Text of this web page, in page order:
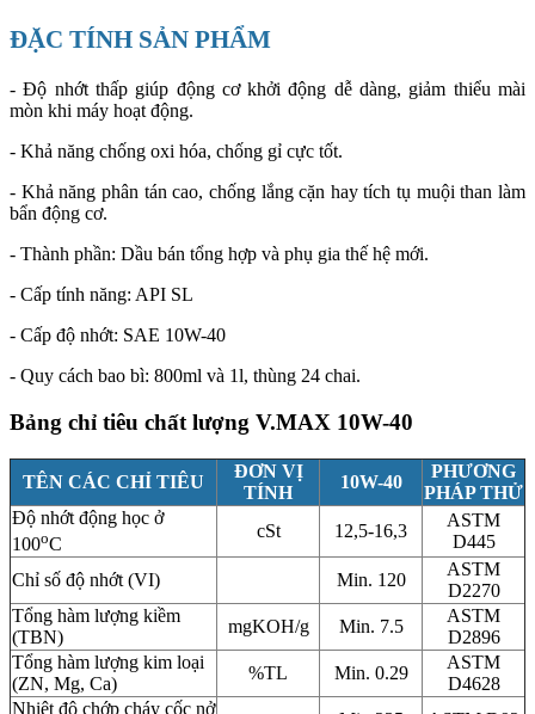
ĐẶC TÍNH SẢN PHẨM
- Độ nhớt thấp giúp động cơ khởi động dễ dàng, giảm thiểu mài
mòn khi máy hoạt động.
- Khả năng chống oxi hóa, chống gỉ cực tốt.
- Khả năng phân tán cao, chống lắng cặn hay tích tụ muội than làm
bẩn động cơ.
- Thành phần: Dầu bán tổng hợp và phụ gia thế hệ mới.
- Cấp tính năng: API SL
- Cấp độ nhớt: SAE 10W-40
- Quy cách bao bì: 800ml và 1l, thùng 24 chai.
Bảng chỉ tiêu chất lượng V.MAX 10W-40
TÊN CÁC CHỈ TIÊU
ĐƠN VỊ
TÍNH
10W-40
PHƯƠNG
PHÁP THỬ
Độ nhớt động học ở
100oC
cSt 12,5-16,3
ASTM
D445
Chỉ số độ nhớt (VI)
Min. 120
ASTM
D2270
Tổng hàm lượng kiềm
(TBN)
mgKOH/g Min. 7.5
ASTM
D2896
Tổng hàm lượng kim loại
(ZN, Mg, Ca)
%TL Min. 0.29
ASTM
D4628
Nhiệt độ chớp cháy cốc nở